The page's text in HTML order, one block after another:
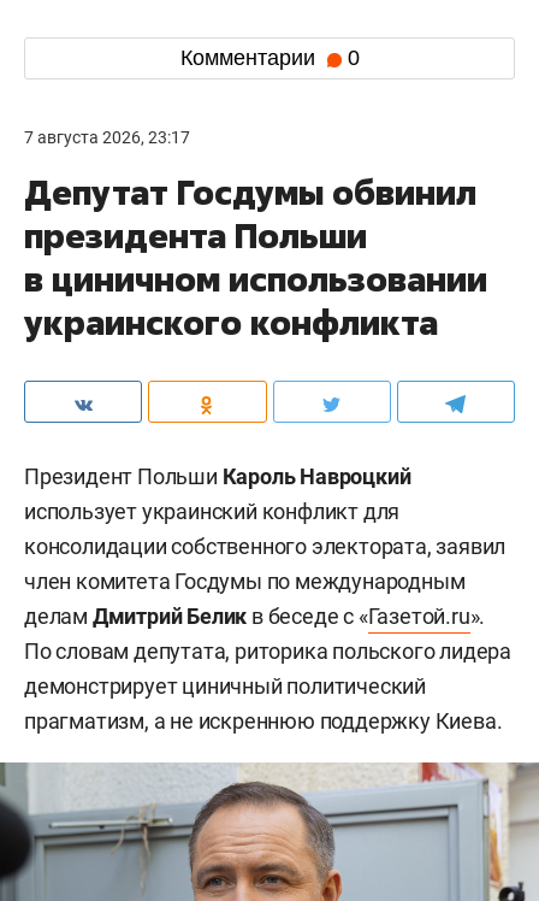
Комментарии 0
7 августа 2026, 23:17
Депутат Госдумы обвинил
президента Польши
в циничном использовании
украинского конфликта
Президент Польши Кароль Навроцкий
использует украинский конфликт для
консолидации собственного электората, заявил
член комитета Госдумы по международным
делам Дмитрий Белик в беседе с «Газетой.ru».
По словам депутата, риторика польского лидера
демонстрирует циничный политический
прагматизм, а не искреннюю поддержку Киева.